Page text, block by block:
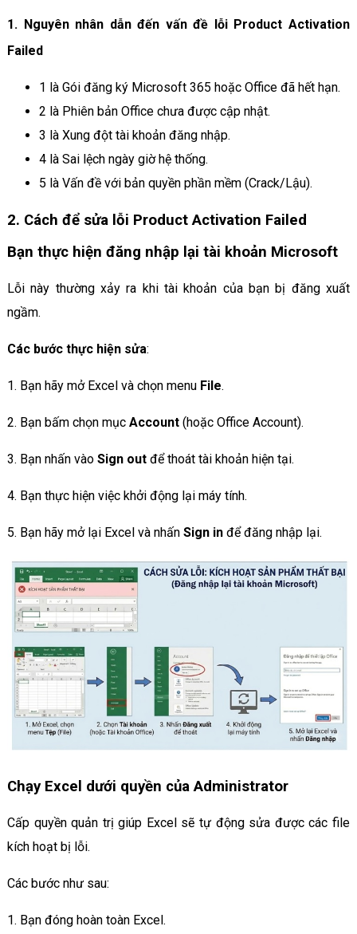
1. Nguyên nhân dẫn đến vấn đề lỗi Product Activation
Failed
1 là Gói đăng ký Microsoft 365 hoặc Office đã hết hạn.
2 là Phiên bản Office chưa được cập nhật.
3 là Xung đột tài khoản đăng nhập.
4 là Sai lệch ngày giờ hệ thống.
5 là Vấn đề với bản quyền phần mềm (Crack/Lậu).
2. Cách để sửa lỗi Product Activation Failed
Bạn thực hiện đăng nhập lại tài khoản Microsoft
Lỗi này thường xảy ra khi tài khoản của bạn bị đăng xuất
ngầm.
Các bước thực hiện sửa:
1. Bạn hãy mở Excel và chọn menu File.
2. Bạn bấm chọn mục Account(hoặc Office Account).
3. Bạn nhấn vào Sign outđể thoát tài khoản hiện tại.
4. Bạn thực hiện việc khởi động lại máy tính.
5. Bạn hãy mở lại Excel và nhấn Sign inđể đăng nhập lại.
Chạy Excel dưới quyền của Administrator
Cấp quyền quản trị giúp Excel sẽ tự động sửa được các file
kích hoạt bị lỗi.
Các bước như sau:
1. Bạn đóng hoàn toàn Excel.